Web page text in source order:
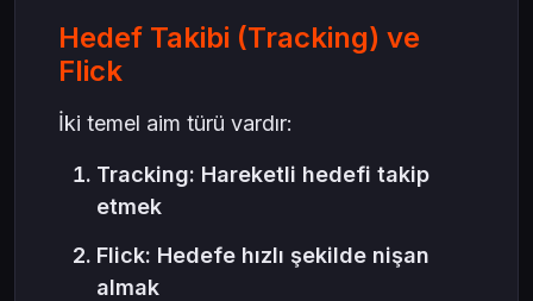
Hedef Takibi (Tracking) ve
Flick
İki temel aim türü vardır:
Tracking: Hareketli hedefi takip
etmek
Flick: Hedefe hızlı şekilde nişan
almak